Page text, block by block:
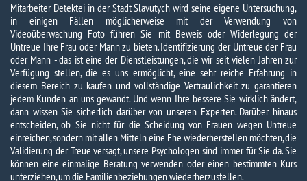
Mitarbeiter Detektei in der Stadt Slavutych wird seine eigene Untersuchung,
in einigen Fällen möglicherweise mit der Verwendung von
Videoüberwachung Foto führen Sie mit Beweis oder Widerlegung der
Untreue Ihre Frau oder Mann zu bieten. Identifizierung der Untreue der Frau
oder Mann - das ist eine der Dienstleistungen, die wir seit vielen Jahren zur
Verfügung stellen, die es uns ermöglicht, eine sehr reiche Erfahrung in
diesem Bereich zu kaufen und vollständige Vertraulichkeit zu garantieren
jedem Kunden an uns gewandt. Und wenn Ihre bessere Sie wirklich ändert,
dann wissen Sie sicherlich darüber von unseren Experten. Darüber hinaus
entscheiden, ob Sie nicht für die Scheidung von Frauen wegen Untreue
einreichen, sondern mit allen Mitteln eine Ehe wiederherstellen möchten, die
Validierung der Treue versagt, unsere Psychologen sind immer für Sie da. Sie
können eine einmalige Beratung verwenden oder einen bestimmten Kurs
unterziehen, um die Familienbeziehungen wiederherzustellen.